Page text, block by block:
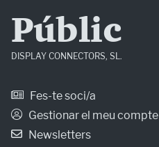
Públic
DISPLAY CONNECTORS, SL.
Fes-te soci/a
Gestionar el meu compte
Newsletters